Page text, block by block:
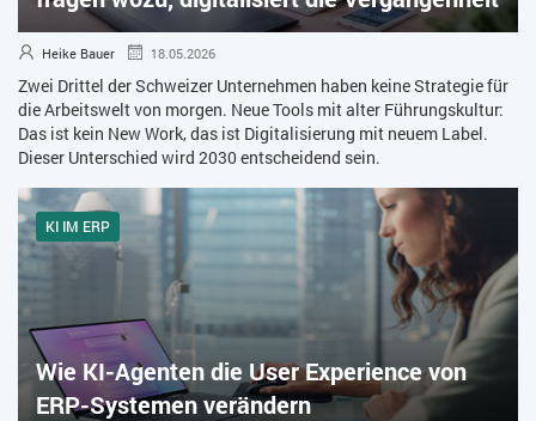
Heike Bauer 18.05.2026
Zwei Drittel der Schweizer Unternehmen haben keine Strategie für
die Arbeitswelt von morgen. Neue Tools mit alter Führungskultur:
Das ist kein New Work, das ist Digitalisierung mit neuem Label.
Dieser Unterschied wird 2030 entscheidend sein.
KI IM ERP
Wie KI-Agenten die User Experience von
ERP-Systemen verändern